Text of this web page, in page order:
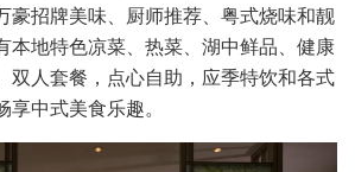
豪招牌美味、厨师推荐、粤式烧味和靓
本地特色凉菜、热菜、湖中鲜品、健康
双人套餐，点心自助，应季特饮和各式
中式美食乐趣。